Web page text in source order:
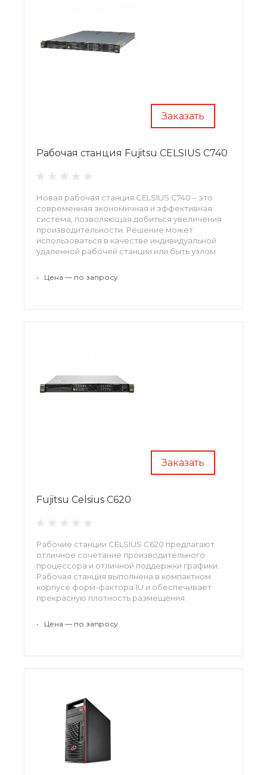
Заказать
Рабочая станция Fujitsu CELSIUS C740
Новая рабочая станция CELSIUS C740 – это
современная экономичная и эффективная
система, позволяющая добиться увеличения
производительности. Решение может
использоваться в качестве индивидуальной
удаленной рабочей станции или быть узлом
адаптер NVIDIA GRID, обеспечивая поддержку
• Цена — по запросу
Заказать
Fujitsu Celsius C620
Рабочие станции CELSIUS C620 предлагают
отличное сочетание производительного
процессора и отличной поддержки графики.
Рабочая станция выполнена в компактном
корпусе форм-фактора 1U и обеспечивает
прекрасную плотность размещения
для систем автоматизированного
• Цена — по запросу